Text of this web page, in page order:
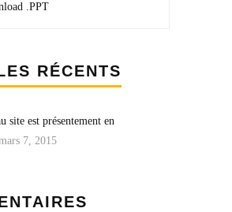
.PPT
RÉCENTS
site est présentement en
7, 2015